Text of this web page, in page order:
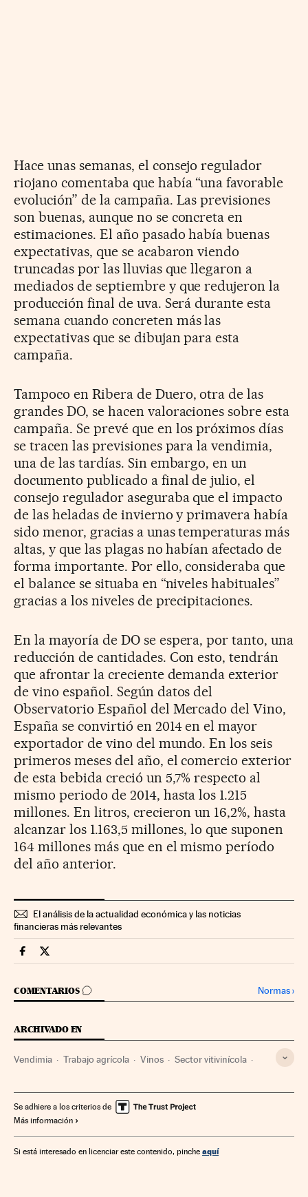
Hace unas semanas, el consejo regulador
riojano comentaba que había “una favorable
evolución” de la campaña. Las previsiones
son buenas, aunque no se concreta en
estimaciones. El año pasado había buenas
expectativas, que se acabaron viendo
truncadas por las lluvias que llegaron a
mediados de septiembre y que redujeron la
producción final de uva. Será durante esta
semana cuando concreten más las
expectativas que se dibujan para esta
campaña.
Tampoco en Ribera de Duero, otra de las
grandes DO, se hacen valoraciones sobre esta
campaña. Se prevé que en los próximos días
se tracen las previsiones para la vendimia,
una de las tardías. Sin embargo, en un
documento publicado a final de julio, el
consejo regulador aseguraba que el impacto
de las heladas de invierno y primavera había
sido menor, gracias a unas temperaturas más
altas, y que las plagas no habían afectado de
forma importante. Por ello, consideraba que
el balance se situaba en “niveles habituales”
gracias a los niveles de precipitaciones.
En la mayoría de DO se espera, por tanto, una
reducción de cantidades. Con esto, tendrán
que afrontar la creciente demanda exterior
de vino español. Según datos del
Observatorio Español del Mercado del Vino,
España se convirtió en 2014 en el mayor
exportador de vino del mundo. En los seis
primeros meses del año, el comercio exterior
de esta bebida creció un 5,7% respecto al
mismo periodo de 2014, hasta los 1.215
millones. En litros, crecieron un 16,2%, hasta
alcanzar los 1.163,5 millones, lo que suponen
164 millones más que en el mismo período
del año anterior.
El análisis de la actualidad económica y las noticias
financieras más relevantes
Companias Cinco Días en Facebook
Companias Cinco Días en Twitter
COMENTARIOS
IR A LOS COMENTARIOS Normas›
ARCHIVADO EN
Vendimia Trabajo agrícola Vinos Sector vitivinícola
Agricultura Empresas Agroalimentación
Se adhiere a los criterios de
Más información
Si está interesado en licenciar este contenido, pinche aquí